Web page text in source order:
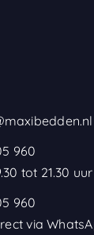
960
tot 21.30 uur
960
via